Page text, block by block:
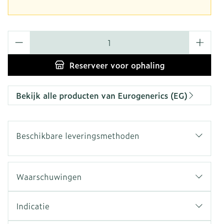
Reserveervoor ophaling
Bekijk alle producten van Eurogenerics (EG)
Beschikbare leveringsmethoden
Waarschuwingen
Indicatie